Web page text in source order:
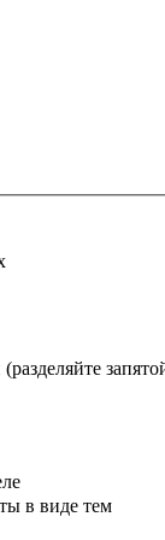
в виде тем